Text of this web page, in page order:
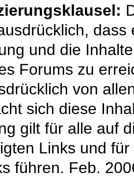
und die
Forums zu
von
sich diese
gilt für alle auf
Links und
führen. Feb.